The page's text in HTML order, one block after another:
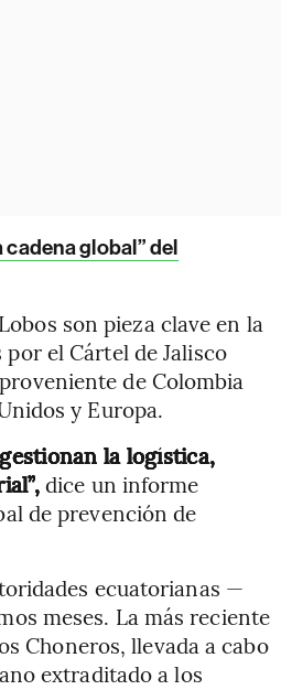
global” del
son pieza clave en la
el Cártel de Jalisco
de Colombia
y Europa.
la logística,
dice un informe
de prevención de
ecuatorianas —
meses. La más reciente
Choneros, llevada a cabo
extraditado a los